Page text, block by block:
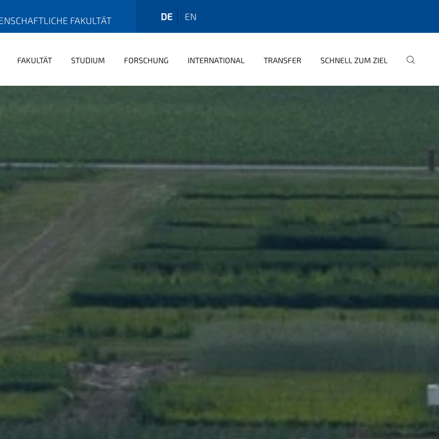
FAKULTÄT DE EN
FAKULTÄT STUDIUM FORSCHUNG INTERNATIONAL TRANSFER SCHNELL ZUM ZIEL